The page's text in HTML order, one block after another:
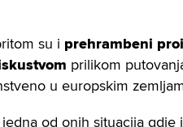
su i prehrambeni
prilikom
u europskim
od onih situacija